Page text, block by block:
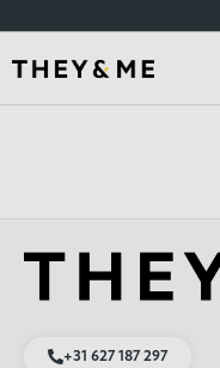
+31 627 187 297